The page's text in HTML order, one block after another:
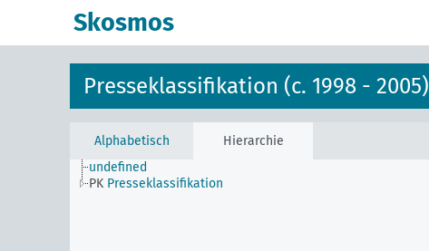
Skosmos
Presseklassifikation (c. 1998 - 2005)
Alphabetisch
Hierarchie
undefined
PK Presseklassifikation